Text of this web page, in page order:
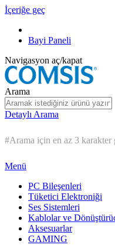
İçeriğe geç
Bayi Paneli
Navigasyon aç/kapat
Arama
Detaylı Arama
#Arama için en az 3 karakter
Menü
PC Bileşenleri
Tüketici Elektroniği
Ses Sistemleri
Kablolar ve
Aksesuarlar
GAMING